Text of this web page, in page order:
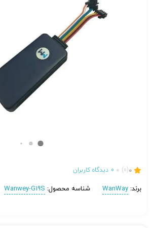
0
(0)
0 دیدگاه کاربران
برند: WanWay شناسه محصول: Wanwey-G19S